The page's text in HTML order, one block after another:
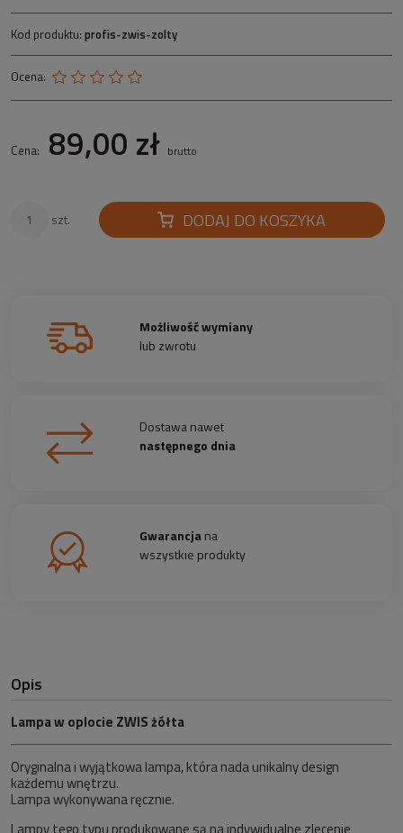
Kod produktu: profis-zwis-zolty
Ocena:
Cena: 89,00 zł brutto
szt. DODAJ DO KOSZYKA
Możliwość wymiany
lub zwrotu
Dostawa nawet
następnego dnia
Gwarancjana
wszystkie produkty
Opis
Lampa w oplocie ZWIS żółta
Oryginalna i wyjątkowa lampa, która nada unikalny design
każdemu wnętrzu.
Lampa wykonywana ręcznie.